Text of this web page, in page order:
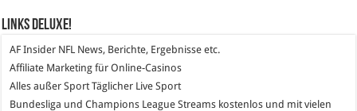
Links DeLuXe!
AF Insider NFL News, Berichte, Ergebnisse etc.
Affiliate Marketing für Online-Casinos
Alles außer Sport Täglicher Live Sport
Bundesliga und Champions League Streams kostenlos und mit vielen